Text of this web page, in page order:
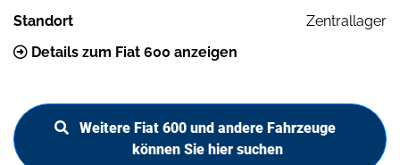
Standort
Zentrallager
Details zum Fiat 600 anzeigen
Weitere Fiat 600 und andere Fahrzeuge
können Sie hier suchen